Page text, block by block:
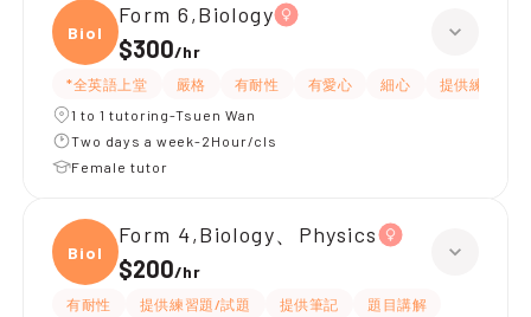
Biolo
Form 6,Biology
$300/hr
*全英語上堂 嚴格 有耐性 有愛心 細心
提供練習題/
1 to 1 tutoring-Tsuen Wan
Two days a week-2Hour/cls
Female tutor
Biolo
Form 4,Biology、Physics
$200/hr
有耐性 提供練習題/試題 提供筆記
題目講解